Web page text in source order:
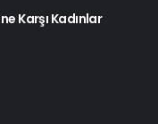
Karşı Kadınlar